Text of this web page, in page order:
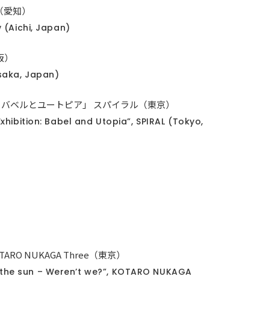
知）
(Aichi, Japan)
Japan)
ベルとユートピア」 スパイラル（東京）
Babel and Utopia”, SPIRAL (Tokyo,
NUKAGA Three（東京）
sun – Weren’t we?”, KOTARO NUKAGA